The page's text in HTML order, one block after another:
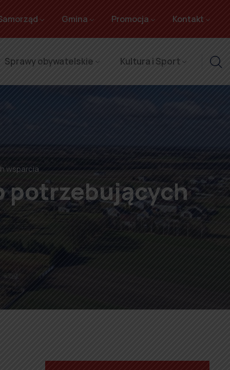
Gmina Promocja Kontakt
Sprawy obywatelskie Kultura i Sport
wsparcia
potrzebujących